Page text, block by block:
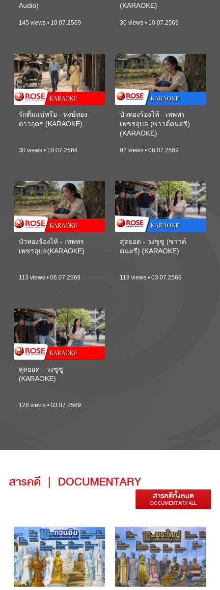
Audio)
145 views • 10.07.2569
(KARAOKE)
30 views • 10.07.2569
รักติ๋มแน่หรือ - หงษ์ทอง
ดาวอุดร (KARAOKE)
30 views • 10.07.2569
บัวทองร้องไห้ - เทพพร
เพชรอุบล (ซาวด์ดนตรี)
(KARAOKE)
92 views • 06.07.2569
บัวทองร้องไห้ - เทพพร
เพชรอุบล(KARAOKE)
113 views • 06.07.2569
สุดยอด - วงซูซู (ซาวด์
ดนตรี) (KARAOKE)
119 views • 03.07.2569
สุดยอด - วงซูซู
(KARAOKE)
128 views • 03.07.2569
สารคดี | DOCUMENTARY
สารคดีทั้งหมด
DOCUMENTARY ALL